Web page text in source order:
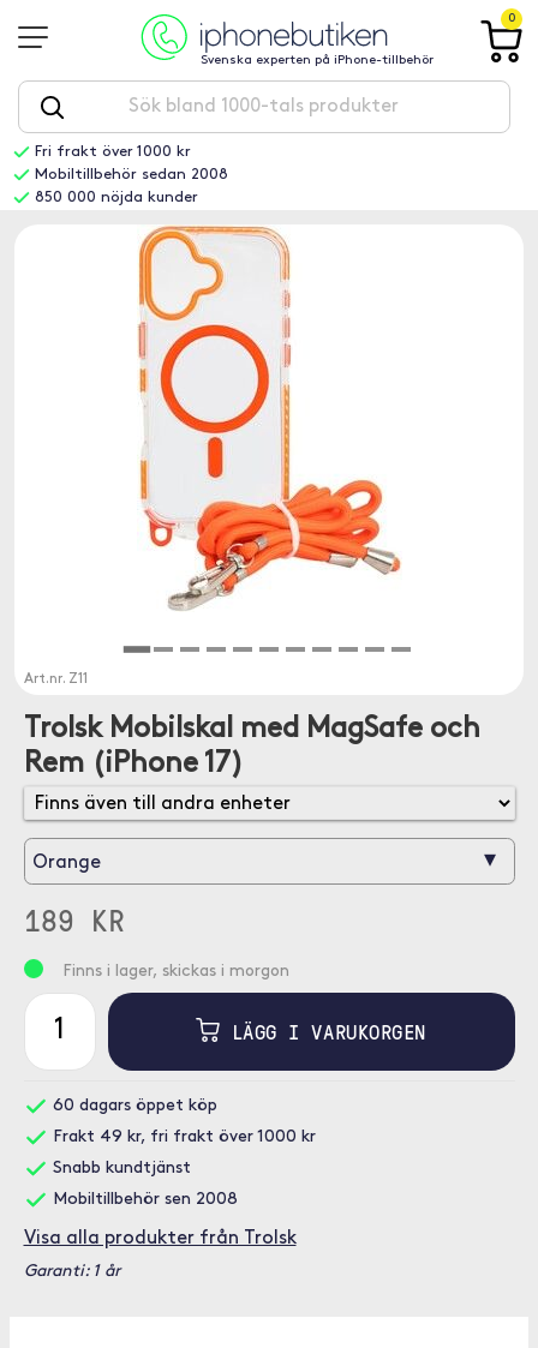
Svenska experten på iPhone-tillbehör
0
Fri frakt över 1000 kr
Mobiltillbehör sedan 2008
850 000 nöjda kunder
Art.nr. Z11
Trolsk Mobilskal med MagSafe och
Rem (iPhone 17)
Orange ▾
189 KR
Finns i lager, skickas i morgon
LÄGG I VARUKORGEN
60 dagars öppet köp
Frakt 49 kr, fri frakt över 1000 kr
Snabb kundtjänst
Mobiltillbehör sen 2008
Visa alla produkter från Trolsk
Garanti: 1 år